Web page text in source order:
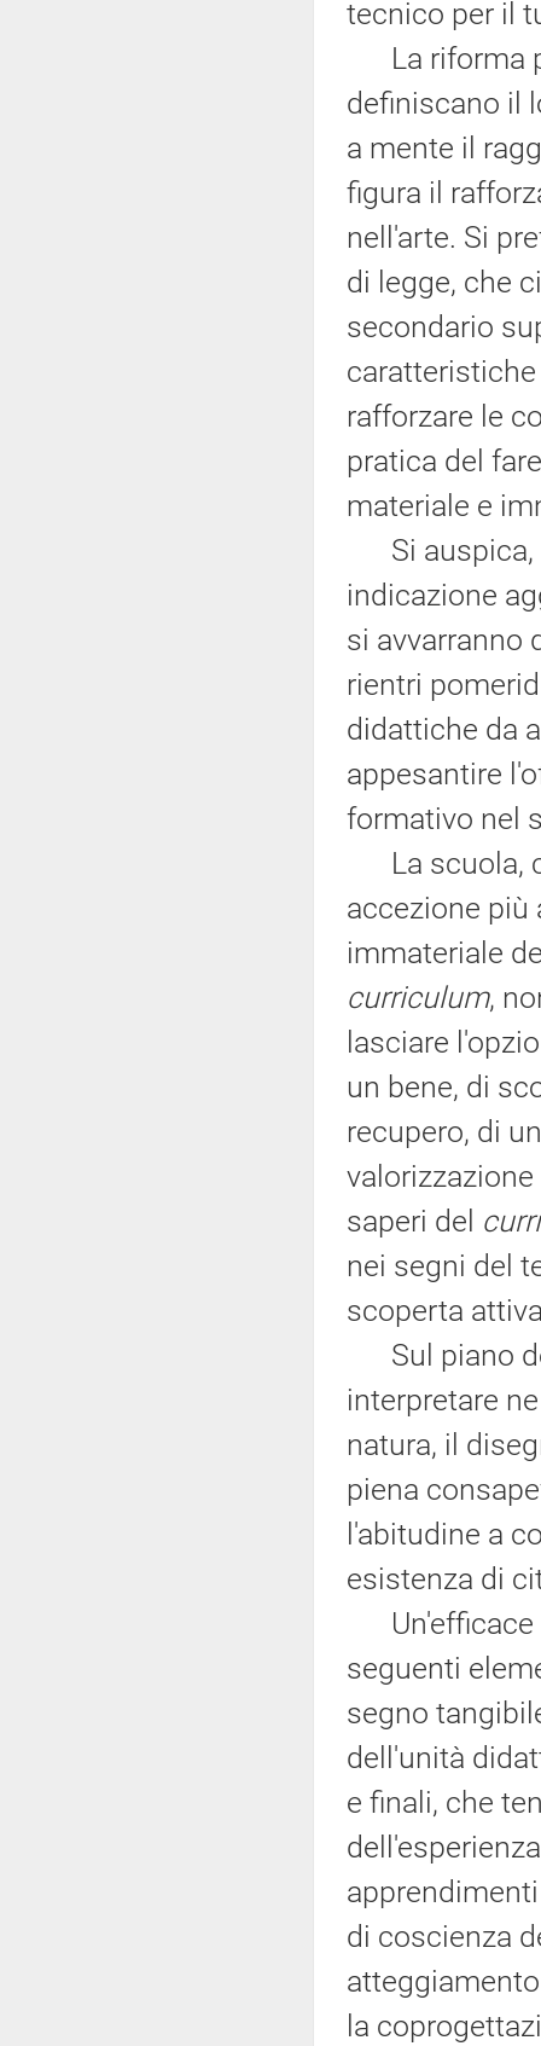
tecnico per il
La riforma
definiscano il
a mente il
figura il
nell'arte. Si
di legge, che
secondario
rafforzare le
pratica del
materiale e
Si auspica,
indicazione
si avvarranno
rientri
didattiche da
appesantire
formativo nel
La scuola,
accezione più
immateriale
curriculum,
lasciare
un bene, di
recupero, di
saperi del
nei segni del
scoperta
Sul piano
interpretare
natura, il
piena
l'abitudine a
esistenza di
Un'efficace
seguenti
segno
dell'unità
e finali, che
di coscienza
la